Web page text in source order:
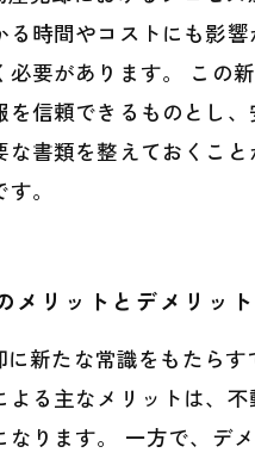
時間やコストにも影
要があります。 こ
信頼できるものとし
書類を整えておくこ
。
メリットとデメリット
新たな常識をもたら
る主なメリットは、
ります。 一方で、デ